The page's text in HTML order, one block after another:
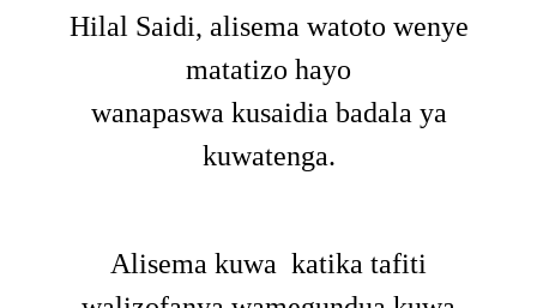
Hilal Saidi, alisema watoto wenye
matatizo hayo
wanapaswa kusaidia badala ya
kuwatenga.
Alisema kuwa katika tafiti